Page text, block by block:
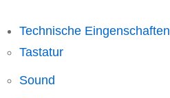
Technische Eingenschaften
Tastatur
Sound